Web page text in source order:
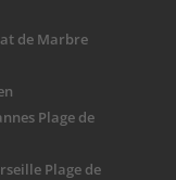
de Marbre
Plage de
Plage de